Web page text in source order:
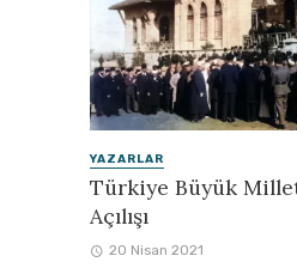
YAZARLAR
Türkiye Büyük
Açılışı
20 Nisan 2021